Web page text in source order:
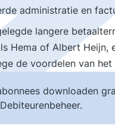
administratie en
langere
Hema of Albert Heijn,
de voordelen van
downloaden